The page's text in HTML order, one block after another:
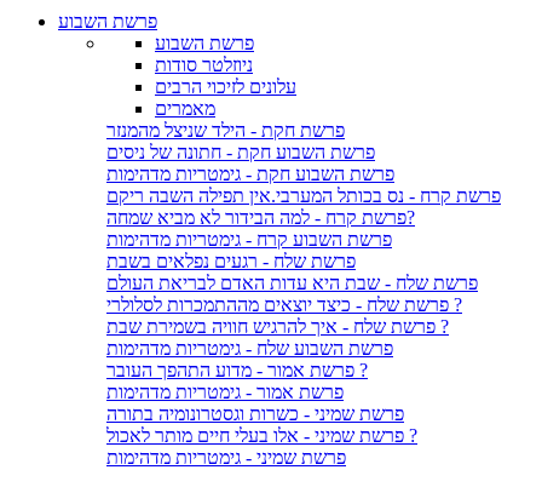
פרשת השבוע
פרשת השבוע
ניוזלטר סודות
עלונים לזיכוי הרבים
מאמרים
פרשת חקת - הילד שניצל מהמנזר
פרשת השבוע חקת - חתונה של ניסים
פרשת השבוע חקת - גימטריות מדהימות
פרשת קרח - נס בכותל המערבי.אין תפילה השבה ריקם
פרשת קרח - למה הבידור לא מביא שמחה?
פרשת השבוע קרח - גימטריות מדהימות
פרשת שלח - רגעים נפלאים בשבת
פרשת שלח - שבת היא עדות האדם לבריאת העולם
פרשת שלח - כיצד יוצאים מההתמכרות לסלולרי ?
פרשת שלח - איך להרגיש חוויה בשמירת שבת ?
פרשת השבוע שלח - גימטריות מדהימות
פרשת אמור - מדוע התהפך העובר ?
פרשת אמור - גימטריות מדהימות
פרשת שמיני - כשרות וגסטרונומיה בתורה
פרשת שמיני - אלו בעלי חיים מותר לאכול ?
פרשת שמיני - גימטריות מדהימות